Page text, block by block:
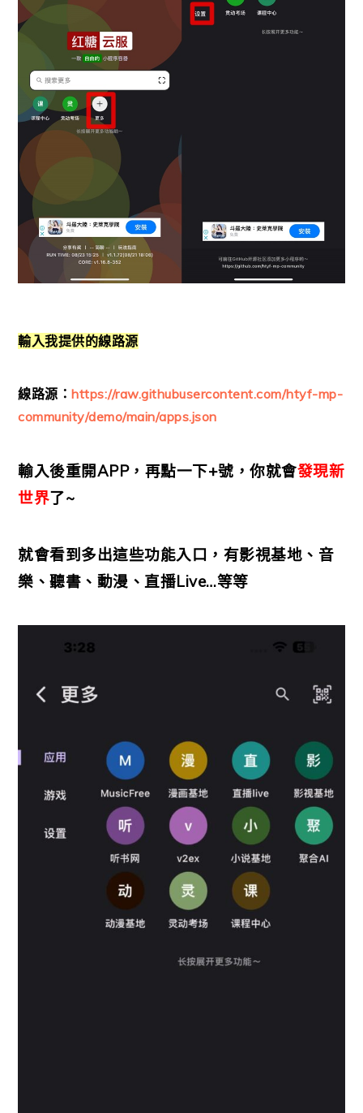
輸入我提供的線路源
線路源：https://raw.githubusercontent.com/htyf-mp-
community/demo/main/apps.json
輸入後重開APP，再點一下+號，你就會發現新
世界了~
就會看到多出這些功能入口，有影視基地、音
樂、聽書、動漫、直播Live…等等